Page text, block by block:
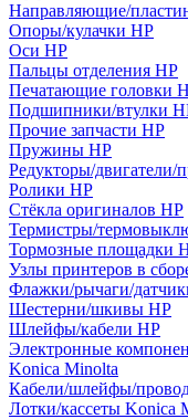
Направляющие/
Опоры/кулачки HP
Оси HP
Пальцы отделения HP
Печатающие головки
Подшипники/втулки
Прочие запчасти HP
Пружины HP
Редукторы/двигатели/
Ролики HP
Стёкла оригиналов HP
Термистры/
Тормозные площадки
Узлы принтеров в
Флажки/рычаги/
Шестерни/шкивы HP
Шлейфы/кабели HP
Электронные
Konica Minolta
Кабели/шлейфы/
Лотки/кассеты Konica